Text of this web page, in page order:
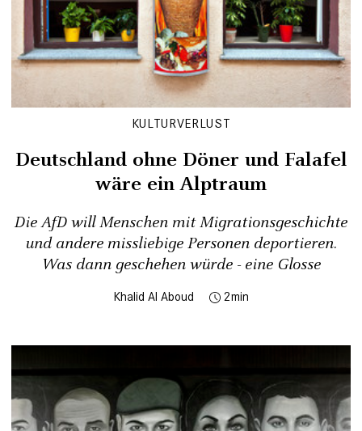
KULTURVERLUST
Deutschland ohne Döner und Falafel
wäre ein Alptraum
Die AfD will Menschen mit Migrationsgeschichte
und andere missliebige Personen deportieren.
Was dann geschehen würde - eine Glosse
Khalid Al Aboud 2